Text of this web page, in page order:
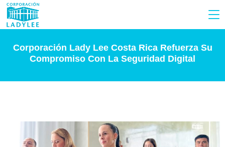
Corporación Lady Lee Costa Rica Refuerza Su
Compromiso Con La Seguridad Digital